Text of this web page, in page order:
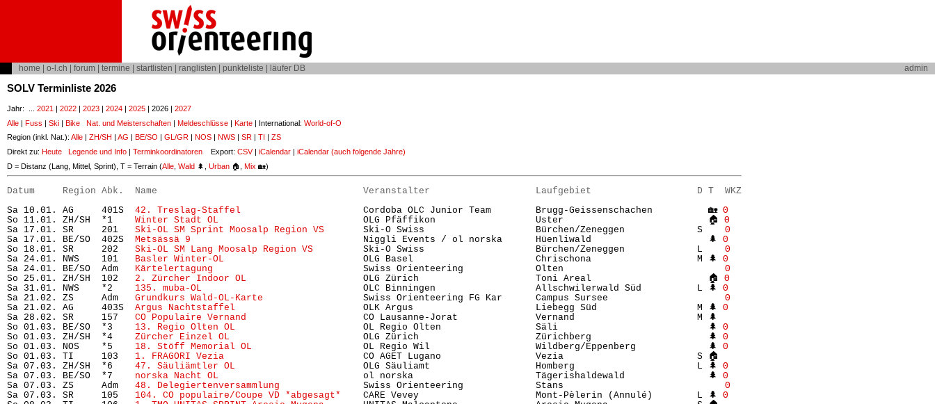
home o-l.ch forum termine startlisten ranglisten punkteliste läufer DB admin
SOLV Terminliste 2026
Jahr: ... 2021 | 2022 | 2023 | 2024 | 2025 | 2026 | 2027
Alle | Fuss | Ski | Bike Nat. und Meisterschaften | Meldeschlüsse | Karte | International: World-of-O
Region (inkl. Nat.): Alle ZH/SH AG BE/SO GL/GR NOS NWS SR TI
ZS
Direkt zu: Heute Legende und Info | Terminkoordinatoren Export: CSV| iCalendar | iCalendar (auch folgende Jahre)
D = Distanz (Lang, Mittel, Sprint), T = Terrain (Alle Wald 🌲, Urban 🏠, Mix 🏡)
Datum     Region Abk.  Name                                     Veranstalter                   Laufgebiet                   D T  WKZ
Sa 10.01. AG     401S 42. Treslag-Staffel
                      Cordoba OLC Junior Team        Brugg-Geissenschachen          🏡
Θ
So 11.01. ZH/SH  *1 Winter Stadt OL
                          OLG Pfäffikon                  Uster                          🏠
Θ
Sa 17.01. SR     201 Ski-OL SM Sprint Moosalp Region VS
       Ski-O Swiss                    Bürchen/Zeneggen             S
Θ
Sa 17.01. BE/SO  402S Metsässä 9
                               Niggli Events / ol norska      Hüenliwald                     🌲
Θ
So 18.01. SR     202 Ski-OL SM Lang Moosalp Region VS
         Ski-O Swiss                    Bürchen/Zeneggen             L
Θ
Sa 24.01. NWS    101
Basler Winter-OL
                         OLG Basel                      Chrischona                   M 🌲
Θ
Sa 24.01. BE/SO  Adm
Kärtelertagung
                           Swiss Orienteering             Olten
Θ
So 25.01. ZH/SH  102 2. Zürcher Indoor OL
                     OLG Zürich                     Toni Areal                     🏠
Θ
Sa 31.01. NWS    *2 135. muba-OL
                             OLC Binningen                  Allschwilerwald Süd          L 🌲
Θ
Sa 21.02. ZS     Adm Grundkurs Wald-OL-Karte
                 Swiss Orienteering FG Kar      Campus Sursee
Θ
Sa 21.02. AG     403S Argus Nachtstaffel
                       OLK Argus                      Liebegg Süd                  M 🌲
Θ
Sa 28.02. SR     157 CO Populaire Vernand
                     CO Lausanne-Jorat              Vernand                      M 🌲
So 01.03. BE/SO  *3 13. Regio Olten OL
                       OL Regio Olten                 Säli                           🌲
Θ
So 01.03. ZH/SH  *4 Zürcher Einzel OL
                        OLG Zürich                     Zürichberg                     🌲
Θ
So 01.03. NOS    *5 18. Stöff Memorial OL
                    OL Regio Wil                   Wildberg/Eppenberg             🌲
Θ
So 01.03. TI     103 1. FRAGORI Vezia
                         CO AGET Lugano                 Vezia                        S 🏠
Sa 07.03. ZH/SH  *6 47. Säuliämtler OL
                       OLG Säuliamt                   Homberg                      L 🌲
Θ
Sa 07.03. BE/SO  *7 norska Nacht OL
                          ol norska                      Tägerishaldewald               🌲
Θ
Sa 07.03. ZS     Adm 48. Delegiertenversammlung
               Swiss Orienteering             Stans
Θ
Sa 07.03. SR     105 104. CO populaire/Coupe VD *abgesagt*
    CARE Vevey                     Mont-Pèlerin (Annulé)        L 🌲
Θ